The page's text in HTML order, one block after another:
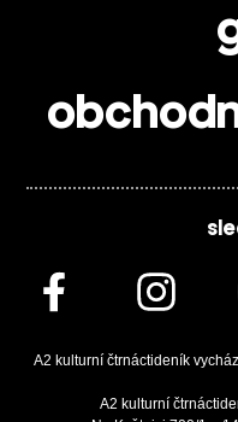
A2 kulturní čtrnáctideník
A2 kulturní